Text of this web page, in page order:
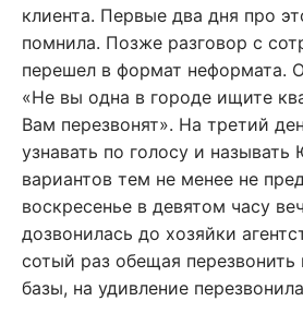
клиента. Первые два дня про
помнила. Позже разговор с
перешел в формат неформата.
«Не вы одна в городе ищите
Вам перезвонят». На третий
узнавать по голосу и
вариантов тем не менее не
воскресенье в девятом часу
дозвонилась до хозяйки
сотый раз обещая перезвонить
базы, на удивление